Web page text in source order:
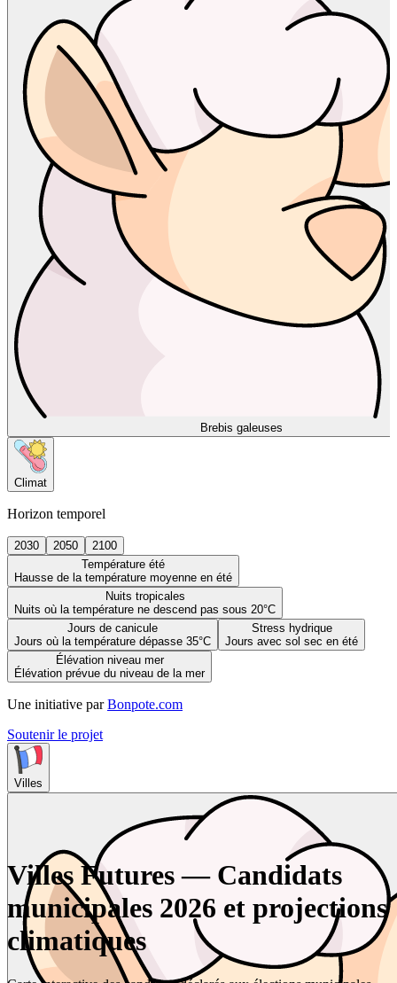
Brebis galeuses
Climat
Horizon temporel
2030 2050
2100
Température été
Hausse de la température moyenne en été
Nuits tropicales
Nuits où la température ne descend pas sous 20°C
Jours de canicule
Jours où la température dépasse 35°C
Stress hydrique
Jours avec sol sec en été
Élévation niveau mer
Élévation prévue du niveau de la mer
Une initiative par Bonpote.com
Soutenir le projet
Villes
Villes Futures — Candidats
municipales 2026 et projections
climatiques